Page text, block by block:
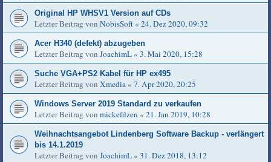
Original HP WHSV1 Version auf CDs
Letzter Beitrag von NobisSoft « 24. Dez 2020, 09:32
Acer H340 (defekt) abzugeben
Letzter Beitrag von JoachimL « 3. Mai 2020, 15:28
Suche VGA+PS2 Kabel für HP ex495
Letzter Beitrag von Xmedia « 7. Apr 2020, 20:25
Windows Server 2019 Standard zu verkaufen
Letzter Beitrag von mickefilzen « 21. Jan 2019, 10:28
Weihnachtsangebot Lindenberg Software Backup - verlängert
bis 14.1.2019
Letzter Beitrag von JoachimL « 31. Dez 2018, 13:12